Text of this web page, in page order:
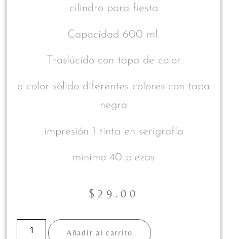
cilindro para fiesta
Capacidad 600 ml.
Traslúcido con tapa de color
o color sólido diferentes colores con tapa
negra
impresión 1 tinta en serigrafía
mínimo 40 piezas
$ 29.00
Añadir al carrito